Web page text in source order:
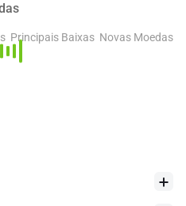
Principais Baixas Novas Moedas